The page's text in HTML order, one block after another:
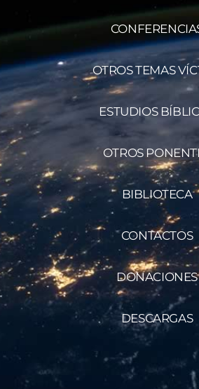
OTROS TEMAS
ESTUDIOS
OTROS
BIBLIOTECA
CONTACTOS
DONACIONES
DESCARGAS